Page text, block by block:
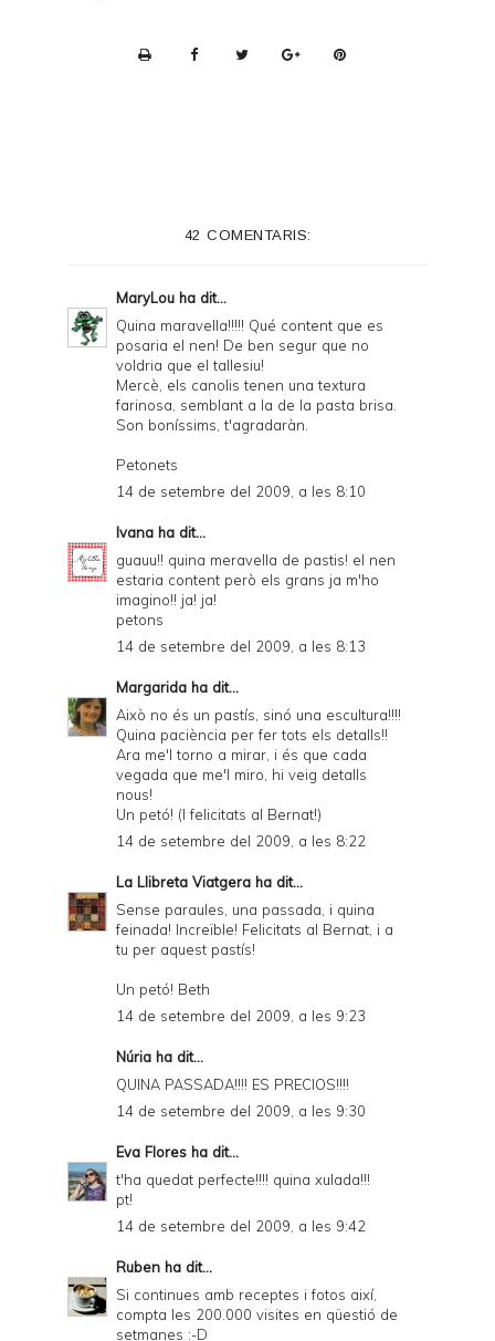
i
e
n
n
P
D
F
42 COMENTARIS:
MaryLou ha dit...
Quina maravella!!!!! Qué content que es
posaria el nen! De ben segur que no
voldria que el tallesiu!
Mercè, els canolis tenen una textura
farinosa, semblant a la de la pasta brisa.
Son boníssims, t'agradaràn.
Petonets
14 de setembre del 2009, a les 8:10
Ivana ha dit...
guauu!! quina meravella de pastis! el nen
estaria content però els grans ja m'ho
imagino!! ja! ja!
petons
14 de setembre del 2009, a les 8:13
Margarida ha dit...
Això no és un pastís, sinó una escultura!!!!
Quina paciència per fer tots els detalls!!
Ara me'l torno a mirar, i és que cada
vegada que me'l miro, hi veig detalls
nous!
Un petó! (I felicitats al Bernat!)
14 de setembre del 2009, a les 8:22
La Llibreta Viatgera ha dit...
Sense paraules, una passada, i quina
feinada! Increïble! Felicitats al Bernat, i a
tu per aquest pastís!
Un petó! Beth
14 de setembre del 2009, a les 9:23
Núria ha dit...
QUINA PASSADA!!!! ES PRECIOS!!!!
14 de setembre del 2009, a les 9:30
Eva Flores ha dit...
t'ha quedat perfecte!!!! quina xulada!!!
pt!
14 de setembre del 2009, a les 9:42
Ruben ha dit...
Si continues amb receptes i fotos així,
compta les 200.000 visites en qüestió de
setmanes :-D